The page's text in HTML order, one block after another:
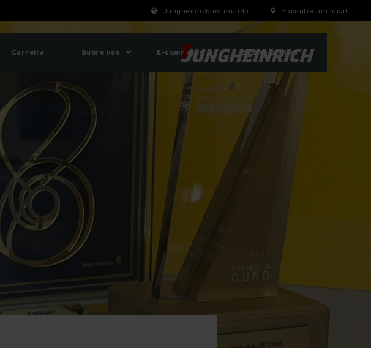
Jungheinrich no mundo Encontre um local
Carreira Sobre nós E-commerce ESG na prática